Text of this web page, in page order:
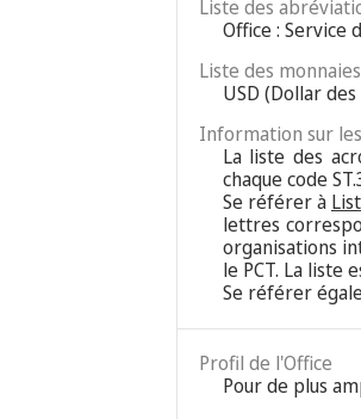
Liste des
Office : Service
Liste des
USD (Dollar
Information sur
La liste des
chaque code
Se référer à
lettres
organisations
le PCT. La liste
Se référer
Profil de l'Office
Pour de plus